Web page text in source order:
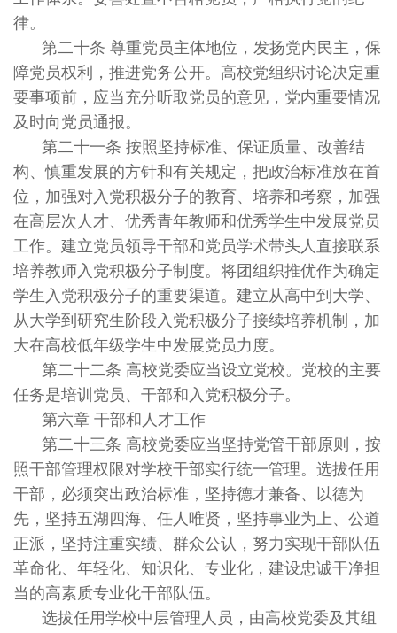
律。
第二十条 尊重党员主体地位，发扬党内民主，保
障党员权利，推进党务公开。高校党组织讨论决定重
要事项前，应当充分听取党员的意见，党内重要情况
及时向党员通报。
第二十一条 按照坚持标准、保证质量、改善结
构、慎重发展的方针和有关规定，把政治标准放在首
位，加强对入党积极分子的教育、培养和考察，加强
在高层次人才、优秀青年教师和优秀学生中发展党员
工作。建立党员领导干部和党员学术带头人直接联系
培养教师入党积极分子制度。将团组织推优作为确定
学生入党积极分子的重要渠道。建立从高中到大学、
从大学到研究生阶段入党积极分子接续培养机制，加
大在高校低年级学生中发展党员力度。
第二十二条 高校党委应当设立党校。党校的主要
任务是培训党员、干部和入党积极分子。
第六章 干部和人才工作
第二十三条 高校党委应当坚持党管干部原则，按
照干部管理权限对学校干部实行统一管理。选拔任用
干部，必须突出政治标准，坚持德才兼备、以德为
先，坚持五湖四海、任人唯贤，坚持事业为上、公道
正派，坚持注重实绩、群众公认，努力实现干部队伍
革命化、年轻化、知识化、专业化，建设忠诚干净担
当的高素质专业化干部队伍。
选拔任用学校中层管理人员，由高校党委及其组